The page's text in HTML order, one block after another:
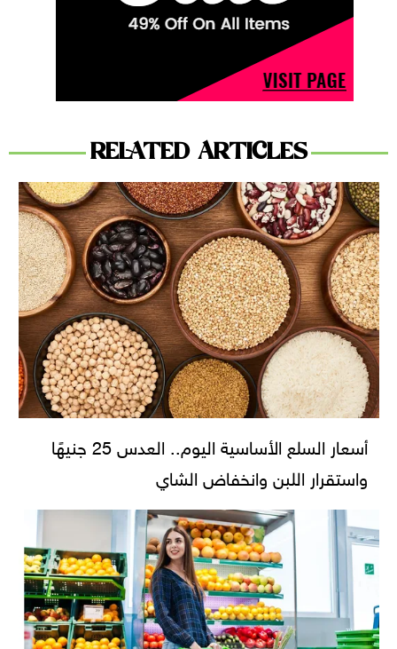
RELATED ARTICLES
أسعار السلع الأساسية اليوم.. العدس 25 جنيهًا
واستقرار اللبن وانخفاض الشاي